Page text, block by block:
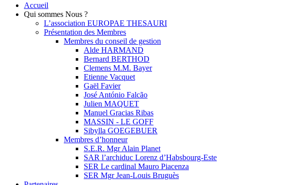
Accueil
Qui sommes Nous ?
L’association EUROPAE THESAURI
Présentation des Membres
Membres du conseil de gestion
Alde HARMAND
Bernard BERTHOD
Clemens M.M. Bayer
Etienne Vacquet
Gaël Favier
José António Falcão
Julien MAQUET
Manuel Gracias Ribas
MASSIN - LE GOFF
Sibylla GOEGEBUER
Membres d’honneur
S.E.R. Mgr Alain Planet
SAR l’archiduc Lorenz d’Habsbourg-Este
SER Le cardinal Mauro Piacenza
SER Mgr Jean-Louis Bruguès